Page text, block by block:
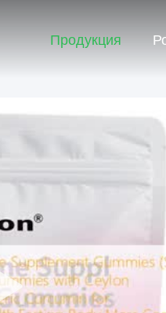
Продукция